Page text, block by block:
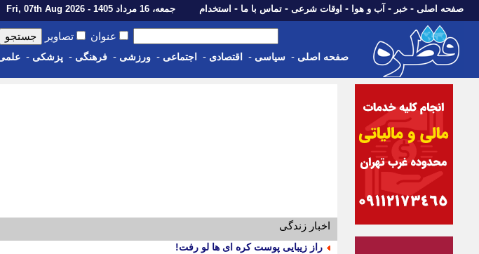
صفحه اصلی - خبر - آب و هوا - اوقات شرعی - تماس با ما - استخدام جمعه، 16 مرداد 1405 - Fri, 07th Aug 2026
عنوان تصاویر
صفحه اصلی - سیاسی - اقتصادی - اجتماعی - ورزشی - فرهنگی - پزشکی -
اخبار زندگی
راز زیبایی پوست کره ای ها لو رفت!